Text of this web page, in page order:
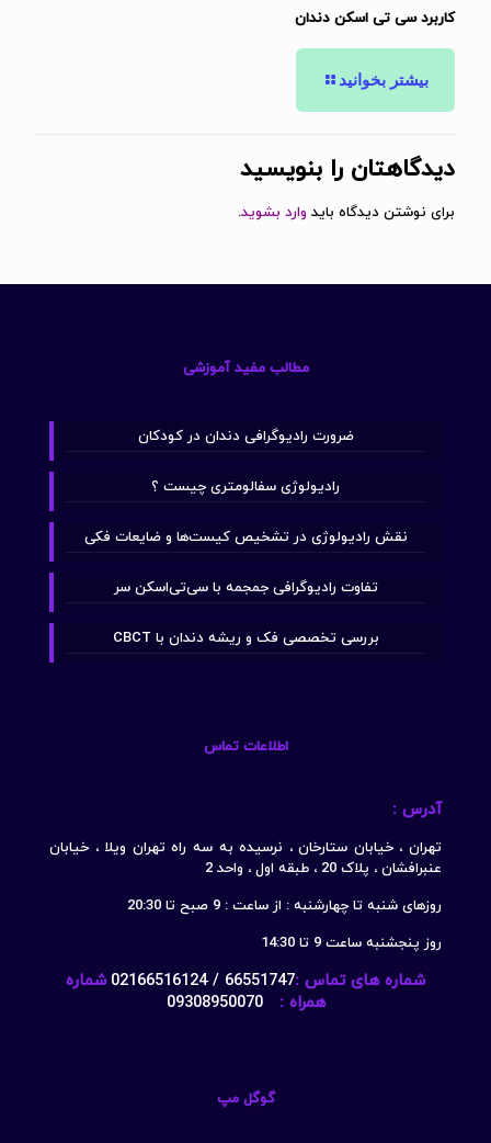
کاربرد سی تی اسکن دندان
بیشتر بخوانید
دیدگاهتان را بنویسید
برای نوشتن دیدگاه باید وارد بشوید.
مطالب مفید آموزشی
ضرورت رادیوگرافی دندان در کودکان
رادیولوژی سفالومتری چیست ؟
نقش رادیولوژی در تشخیص کیست‌ها و ضایعات فکی
تفاوت رادیوگرافی جمجمه با سی‌تی‌اسکن سر
بررسی تخصصی فک و ریشه دندان با CBCT
اطلاعات تماس
آدرس :
تهران ، خیابان ستارخان ، نرسیده به سه راه تهران ویلا ، خیابان
عنبرافشان ، پلاک 20 ، طبقه اول ، واحد 2
روزهای شنبه تا چهارشنبه : از ساعت : 9 صبح تا 20:30
روز پنجشنبه ساعت 9 تا 14:30
شماره های تماس :66551747 / 02166516124
شماره
همراه :
09308950070
گوگل مپ